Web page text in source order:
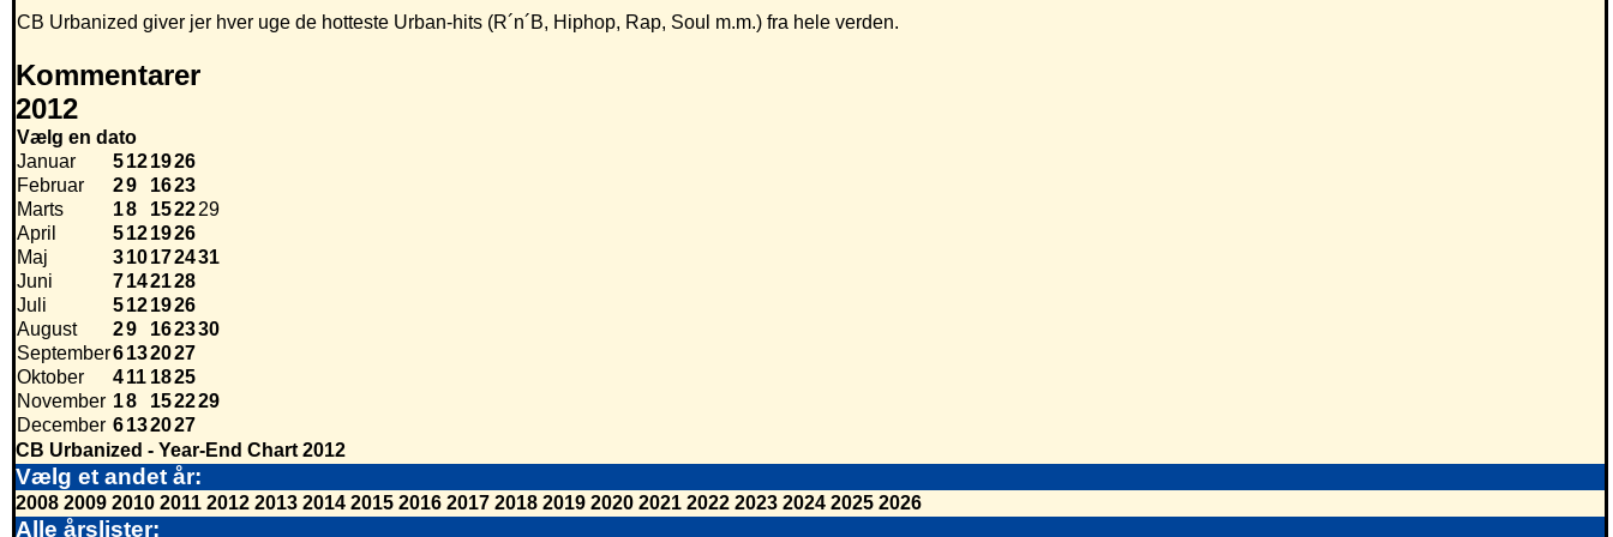
CB Urbanized giver jer hver uge de hotteste Urban-hits (R´n´B, Hiphop, Rap, Soul m.m.) fra hele verden.
Kommentarer
2012
Vælg en dato
Januar
5121926
Februar
29 1623
Marts
18 152229
April
5121926
Maj
310172431
Juni
7142128
Juli
5121926
August
29 162330
September6132027
Oktober
411 1825
November 18 152229
December 6132027
CB Urbanized - Year-End Chart 2012
Vælg et andet år:
2008 2009 2010 2011 2012 2013 2014 2015 2016 2017 2018 2019 2020 2021 2022 2023 2024 2025 2026
Alle årslister: